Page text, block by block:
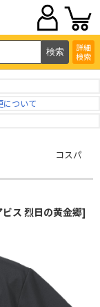
詳細
検索
について
コスパ
ス 烈日の黄金郷]